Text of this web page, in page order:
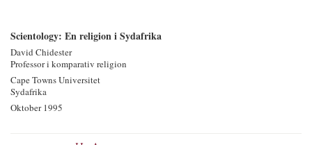
Scientology: En religion i Sydafrika
David Chidester
Professor i komparativ religion
Cape Towns Universitet
Sydafrika
Oktober 1995